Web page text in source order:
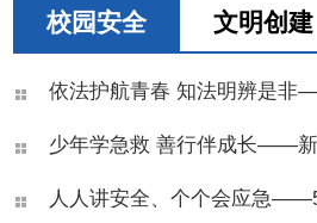
息调
心得
饮食
听完
坐
学
结了
动、
校园安全 文明创建
依法护航青春 知法明辨是非——新乡市第十中
少年学急救 善行伴成长——新乡十中开展校园应
人人讲安全、个个会应急——5·12全国防灾减灾